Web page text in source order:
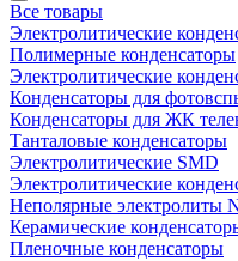
Все товары
Электролитические
Полимерные конденсаторы
Электролитические
Конденсаторы для
Конденсаторы для ЖК
Танталовые конденсаторы
Электролитические SMD
Электролитические
Неполярные электролиты
Керамические
Пленочные конденсаторы